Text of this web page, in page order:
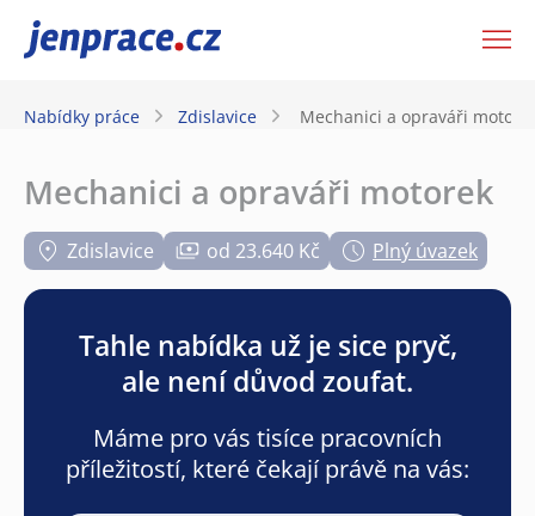
JenPráce.cz
Nabídky práce Zdislavice Mechanici a opraváři
Mechanici a opraváři motorek
Zdislavice od 23.640 Kč Plný úvazek
Tahle nabídka už je sice pryč,
ale není důvod zoufat.
Máme pro vás tisíce pracovních
příležitostí, které čekají právě na vás: